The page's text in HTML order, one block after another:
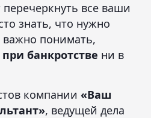
все ваши
знать, что нужно
важно понимать,
банкротстве ни в
компании «Ваш
, ведущей дела